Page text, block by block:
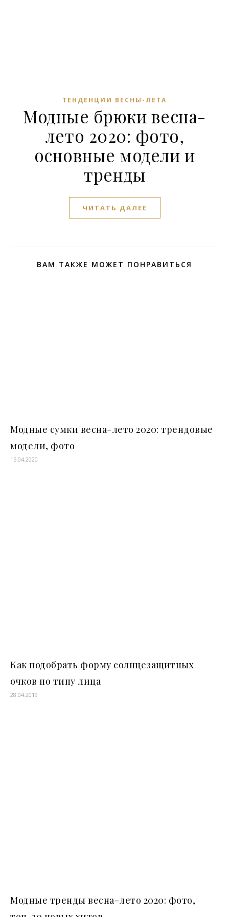
ТЕНДЕНЦИИ ВЕСНЫ-ЛЕТА
Модные брюки весна-
лето 2020: фото,
основные модели и
тренды
ЧИТАТЬ ДАЛЕЕ
ВАМ ТАКЖЕ МОЖЕТ ПОНРАВИТЬСЯ
Модные сумки весна-лето 2020: трендовые
модели, фото
15.04.2020
Как подобрать форму солнцезащитных
очков по типу лица
28.04.2019
Модные тренды весна-лето 2020: фото,